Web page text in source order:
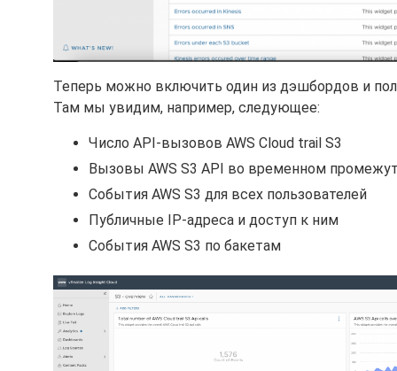
Теперь можно включить один из дэшбордов и
Там мы увидим, например, следующее:
Число API-вызовов AWS Cloud trail S3
Вызовы AWS S3 API во временном
События AWS S3 для всех пользователей
Публичные IP-адреса и доступ к ним
События AWS S3 по бакетам